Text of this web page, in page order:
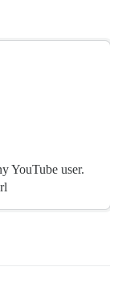
YouTube user.